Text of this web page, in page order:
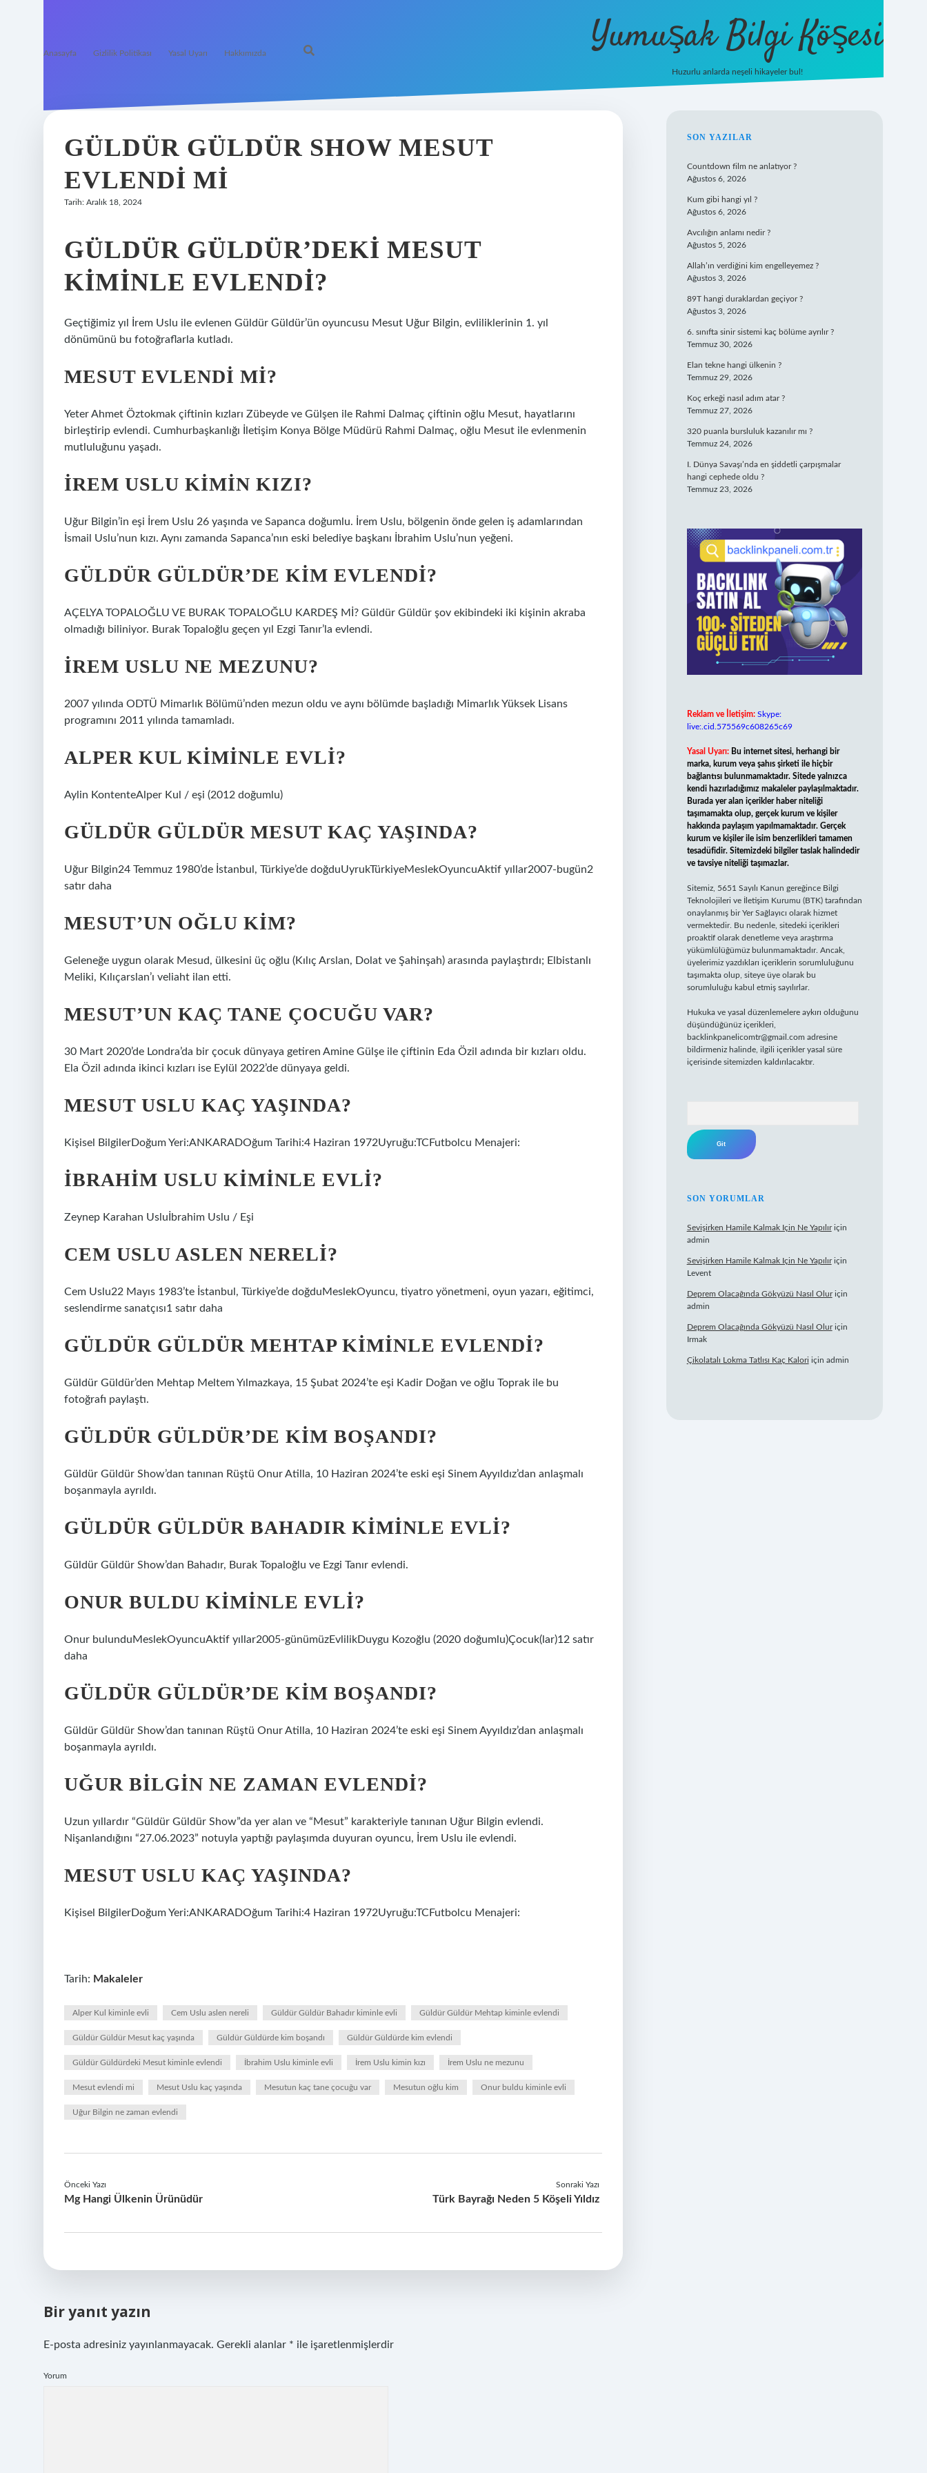
Anasayfa Gizlilik Politikası Yasal Uyarı Hakkımızda Yumuşak Bilgi Köşesi
Huzurlu anlarda neşeli hikayeler bul!
GÜLDÜR GÜLDÜR SHOW MESUT
EVLENDI MI
Tarih: Aralık 18, 2024
GÜLDÜR GÜLDÜR’DEKI MESUT
KIMINLE EVLENDI?
Geçtiğimiz yıl İrem Uslu ile evlenen Güldür Güldür’ün oyuncusu Mesut Uğur Bilgin, evliliklerinin 1. yıl
dönümünü bu fotoğraflarla kutladı.
MESUT EVLENDI MI?
Yeter Ahmet Öztokmak çiftinin kızları Zübeyde ve Gülşen ile Rahmi Dalmaç çiftinin oğlu Mesut, hayatlarını
birleştirip evlendi. Cumhurbaşkanlığı İletişim Konya Bölge Müdürü Rahmi Dalmaç, oğlu Mesut ile evlenmenin
mutluluğunu yaşadı.
İREM USLU KIMIN KIZI?
Uğur Bilgin’in eşi İrem Uslu 26 yaşında ve Sapanca doğumlu. İrem Uslu, bölgenin önde gelen iş adamlarından
İsmail Uslu’nun kızı. Aynı zamanda Sapanca’nın eski belediye başkanı İbrahim Uslu’nun yeğeni.
GÜLDÜR GÜLDÜR’DE KIM EVLENDI?
AÇELYA TOPALOĞLU VE BURAK TOPALOĞLU KARDEŞ Mİ? Güldür Güldür şov ekibindeki iki kişinin akraba
olmadığı biliniyor. Burak Topaloğlu geçen yıl Ezgi Tanır’la evlendi.
İREM USLU NE MEZUNU?
2007 yılında ODTÜ Mimarlık Bölümü’nden mezun oldu ve aynı bölümde başladığı Mimarlık Yüksek Lisans
programını 2011 yılında tamamladı.
ALPER KUL KIMINLE EVLI?
Aylin KontenteAlper Kul / eşi (2012 doğumlu)
GÜLDÜR GÜLDÜR MESUT KAÇ YAŞINDA?
Uğur Bilgin24 Temmuz 1980’de İstanbul, Türkiye’de doğduUyrukTürkiyeMeslekOyuncuAktif yıllar2007-bugün2
satır daha
MESUT’UN OĞLU KIM?
Geleneğe uygun olarak Mesud, ülkesini üç oğlu (Kılıç Arslan, Dolat ve Şahinşah) arasında paylaştırdı; Elbistanlı
Meliki, Kılıçarslan’ı veliaht ilan etti.
MESUT’UN KAÇ TANE ÇOCUĞU VAR?
30 Mart 2020’de Londra’da bir çocuk dünyaya getiren Amine Gülşe ile çiftinin Eda Özil adında bir kızları oldu.
Ela Özil adında ikinci kızları ise Eylül 2022’de dünyaya geldi.
MESUT USLU KAÇ YAŞINDA?
Kişisel BilgilerDoğum Yeri:ANKARADOğum Tarihi:4 Haziran 1972Uyruğu:TCFutbolcu Menajeri:
İBRAHIM USLU KIMINLE EVLI?
Zeynep Karahan Usluİbrahim Uslu / Eşi
CEM USLU ASLEN NERELI?
Cem Uslu22 Mayıs 1983’te İstanbul, Türkiye’de doğduMeslekOyuncu, tiyatro yönetmeni, oyun yazarı, eğitimci,
seslendirme sanatçısı1 satır daha
GÜLDÜR GÜLDÜR MEHTAP KIMINLE EVLENDI?
Güldür Güldür’den Mehtap Meltem Yılmazkaya, 15 Şubat 2024’te eşi Kadir Doğan ve oğlu Toprak ile bu
fotoğrafı paylaştı.
GÜLDÜR GÜLDÜR’DE KIM BOŞANDI?
Güldür Güldür Show’dan tanınan Rüştü Onur Atilla, 10 Haziran 2024’te eski eşi Sinem Ayyıldız’dan anlaşmalı
boşanmayla ayrıldı.
GÜLDÜR GÜLDÜR BAHADIR KIMINLE EVLI?
Güldür Güldür Show’dan Bahadır, Burak Topaloğlu ve Ezgi Tanır evlendi.
ONUR BULDU KIMINLE EVLI?
Onur bulunduMeslekOyuncuAktif yıllar2005-günümüzEvlilikDuygu Kozoğlu (2020 doğumlu)Çocuk(lar)12 satır
daha
GÜLDÜR GÜLDÜR’DE KIM BOŞANDI?
Güldür Güldür Show’dan tanınan Rüştü Onur Atilla, 10 Haziran 2024’te eski eşi Sinem Ayyıldız’dan anlaşmalı
boşanmayla ayrıldı.
UĞUR BILGIN NE ZAMAN EVLENDI?
Uzun yıllardır “Güldür Güldür Show”da yer alan ve “Mesut” karakteriyle tanınan Uğur Bilgin evlendi.
Nişanlandığını “27.06.2023” notuyla yaptığı paylaşımda duyuran oyuncu, İrem Uslu ile evlendi.
MESUT USLU KAÇ YAŞINDA?
Kişisel BilgilerDoğum Yeri:ANKARADOğum Tarihi:4 Haziran 1972Uyruğu:TCFutbolcu Menajeri:
Tarih: Makaleler
Alper Kul kiminle evli Cem Uslu aslen nereli Güldür Güldür Bahadır kiminle evli Güldür Güldür Mehtap kiminle evlendi
Güldür Güldür Mesut kaç yaşında Güldür Güldürde kim boşandı Güldür Güldürde kim evlendi
Güldür Güldürdeki Mesut kiminle evlendi İbrahim Uslu kiminle evli İrem Uslu kimin kızı İrem Uslu ne mezunu
Mesut evlendi mi Mesut Uslu kaç yaşında Mesutun kaç tane çocuğu var Mesutun oğlu kim Onur buldu kiminle evli
Uğur Bilgin ne zaman evlendi
Önceki Yazı
Mg Hangi Ülkenin Ürünüdür
Sonraki Yazı
Türk Bayrağı Neden 5 Köşeli Yıldız
Bir yanıt yazın
E-posta adresiniz yayınlanmayacak. Gerekli alanlar * ile işaretlenmişlerdir
Yorum
SIDEBAR
SON YAZILAR
Countdown film ne anlatıyor ?
Ağustos 6, 2026
Kum gibi hangi yıl ?
Ağustos 6, 2026
Avcılığın anlamı nedir ?
Ağustos 5, 2026
Allah’ın verdiğini kim engelleyemez ?
Ağustos 3, 2026
89T hangi duraklardan geçiyor ?
Ağustos 3, 2026
6. sınıfta sinir sistemi kaç bölüme ayrılır ?
Temmuz 30, 2026
Elan tekne hangi ülkenin ?
Temmuz 29, 2026
Koç erkeği nasıl adım atar ?
Temmuz 27, 2026
320 puanla bursluluk kazanılır mı ?
Temmuz 24, 2026
I. Dünya Savaşı’nda en şiddetli çarpışmalar
hangi cephede oldu ?
Temmuz 23, 2026
Reklam ve İletişim: Skype:
live:.cid.575569c608265c69
Yasal Uyarı: Bu internet sitesi, herhangi bir
marka, kurum veya şahıs şirketi ile hiçbir
bağlantısı bulunmamaktadır. Sitede yalnızca
kendi hazırladığımız makaleler paylaşılmaktadır.
Burada yer alan içerikler haber niteliği
taşımamakta olup, gerçek kurum ve kişiler
hakkında paylaşım yapılmamaktadır. Gerçek
kurum ve kişiler ile isim benzerlikleri tamamen
tesadüfidir. Sitemizdeki bilgiler taslak halindedir
ve tavsiye niteliği taşımazlar.
Sitemiz, 5651 Sayılı Kanun gereğince Bilgi
Teknolojileri ve İletişim Kurumu (BTK) tarafından
onaylanmış bir Yer Sağlayıcı olarak hizmet
vermektedir. Bu nedenle, sitedeki içerikleri
proaktif olarak denetleme veya araştırma
yükümlülüğümüz bulunmamaktadır. Ancak,
üyelerimiz yazdıkları içeriklerin sorumluluğunu
taşımakta olup, siteye üye olarak bu
sorumluluğu kabul etmiş sayılırlar.
Hukuka ve yasal düzenlemelere aykırı olduğunu
düşündüğünüz içerikleri,
backlinkpanelicomtr@gmail.com adresine
bildirmeniz halinde, ilgili içerikler yasal süre
içerisinde sitemizden kaldırılacaktır.
SON YORUMLAR
Sevişirken Hamile Kalmak Için Ne Yapılıriçin
admin
Sevişirken Hamile Kalmak Için Ne Yapılıriçin
Levent
Deprem Olacağında Gökyüzü Nasıl Oluriçin
admin
Deprem Olacağında Gökyüzü Nasıl Oluriçin
Irmak
Çikolatalı Lokma Tatlısı Kaç Kalori için admin